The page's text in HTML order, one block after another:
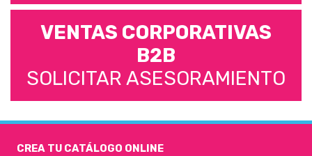
VENTAS CORPORATIVAS
B2B
SOLICITAR ASESORAMIENTO
CREA TU CATÁLOGO ONLINE